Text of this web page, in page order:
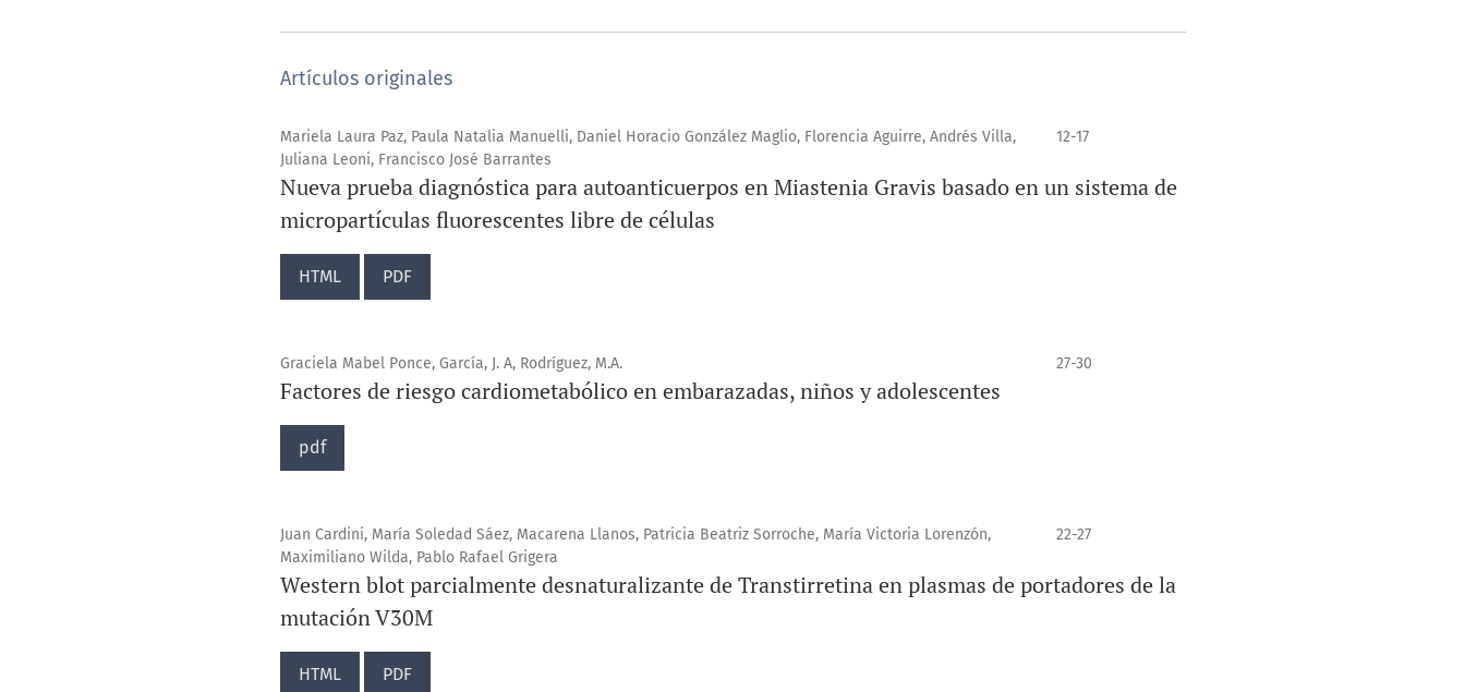
Artículos originales
Mariela Laura Paz, Paula Natalia Manuelli, Daniel Horacio González Maglio, Florencia Aguirre, Andrés Villa,
Juliana Leoni, Francisco José Barrantes
12-17
Nueva prueba diagnóstica para autoanticuerpos en Miastenia Gravis basado en un sistema de
micropartículas fluorescentes libre de células
HTML PDF
Graciela Mabel Ponce, García, J. A, Rodríguez, M.A. 27-30
Factores de riesgo cardiometabólico en embarazadas, niños y adolescentes
pdf
Juan Cardini, María Soledad Sáez, Macarena Llanos, Patricia Beatriz Sorroche, María Victoria Lorenzón,
Maximiliano Wilda, Pablo Rafael Grigera
22-27
Western blot parcialmente desnaturalizante de Transtirretina en plasmas de portadores de la
mutación V30M
HTML PDF